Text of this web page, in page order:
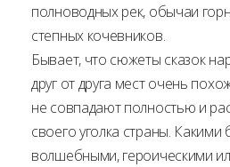
полноводных рек, обычаи
степных кочевников.
Бывает, что сюжеты сказок
друг от друга мест очень
не совпадают полностью и
своего уголка страны.
волшебными, героическими